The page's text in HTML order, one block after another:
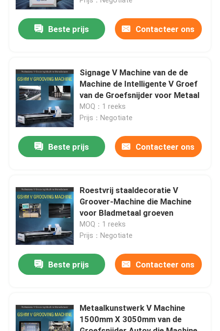
Over ons
Contacten
Producten
Hoge snelheid V het Groeven Machine
CNC V het Groeven Machine
Automatisch V die Machine groeven
V Groover-Machine
Beste prijs Contacteer ons
Signage V Machine van de de
Machine de Intelligente V Groef
van de Groefsnijder voor Metaal
MOQ：1 reeks
Prijs：Negotiate
Beste prijs Contacteer ons
Roestvrij staaldecoratie V
Groover-Machine die Machine
voor Bladmetaal groeven
MOQ：1 reeks
Prijs：Negotiate
Beste prijs Contacteer ons
Metaalkunstwerk V Machine
1500mm X 3050mm van de